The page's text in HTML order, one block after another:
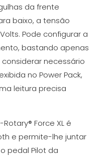
da frente
baixo, a tensão
Pode configurar a
bastando apenas
necessário
no Power Pack,
leitura precisa
Force XL é
e permite-lhe juntar
pedal Pilot da